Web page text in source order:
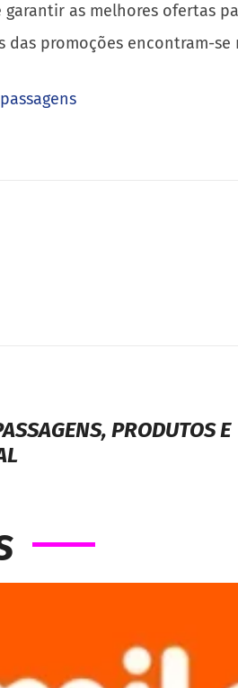
as melhores ofertas
das promoções encontram-
PRODUTOS E